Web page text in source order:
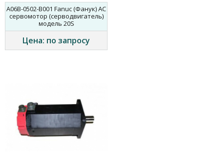
A06B-0502-B001 Fanuc (Фанук) AC
сервомотор (серводвигатель)
модель 20S
Цена: по запросу